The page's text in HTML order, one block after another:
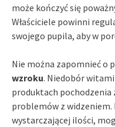
może kończyć się
Właściciele powinni
swojego pupila, aby w
Nie można zapomnieć o
wzroku. Niedobór
produktach pochodzenia
problemów z
wystarczającej ilości,